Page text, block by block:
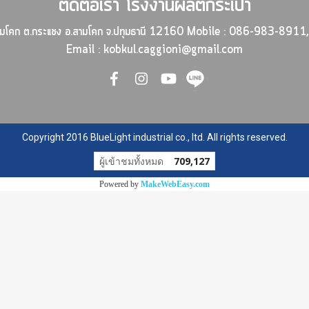
ติดต่อเรา โรงงานผลิตกระเป๋า
ก ต.กระแชง อ.สามโคก จ.ปทุมธานี 12160 Mobile : 086-983-
Email : kobkul.caggioni@gmail.com
Copyright 2016 BlueLight industrial co., ltd. All rights reserved.
ผู้เข้าชมทั้งหมด 709,127
Powered by MakeWebEasy.com